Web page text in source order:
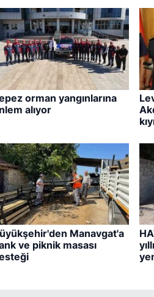
orman yangınlarına
alıyor
Manavgat'a
ve piknik masası